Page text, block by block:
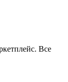
Все